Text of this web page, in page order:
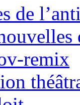
de
remix